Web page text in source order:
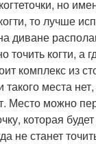
но
то лучше
диване
когти, а
комплекс из
места
Место можно
которая
не станет